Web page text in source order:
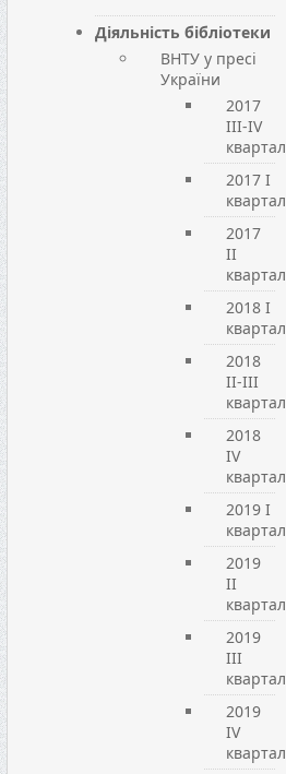
Діяльність бібліотеки
ВНТУ у пресі
України
2017
III-IV
квартал
2017 I
квартал
2017
II
квартал
2018 I
квартал
2018
II-III
квартал
2018
IV
квартал
2019 I
квартал
2019
ІI
квартал
2019
ІIІ
квартал
2019
IV
квартал